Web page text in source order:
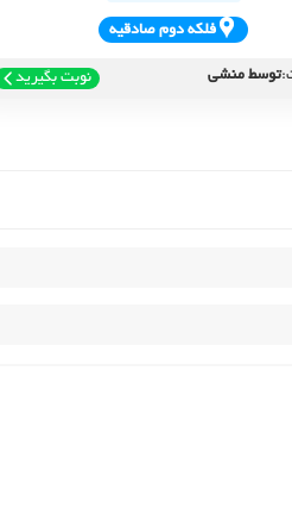
فلکه دوم صادقيه
توسط منشی نوبت بگیرید